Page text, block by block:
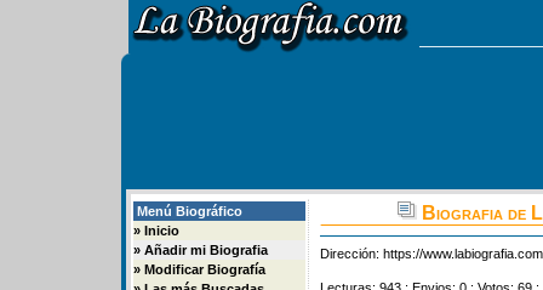
Menú Biográfico
» Inicio
» Añadir mi Biografia
» Modificar Biografía
Biografia de
Dirección: https://